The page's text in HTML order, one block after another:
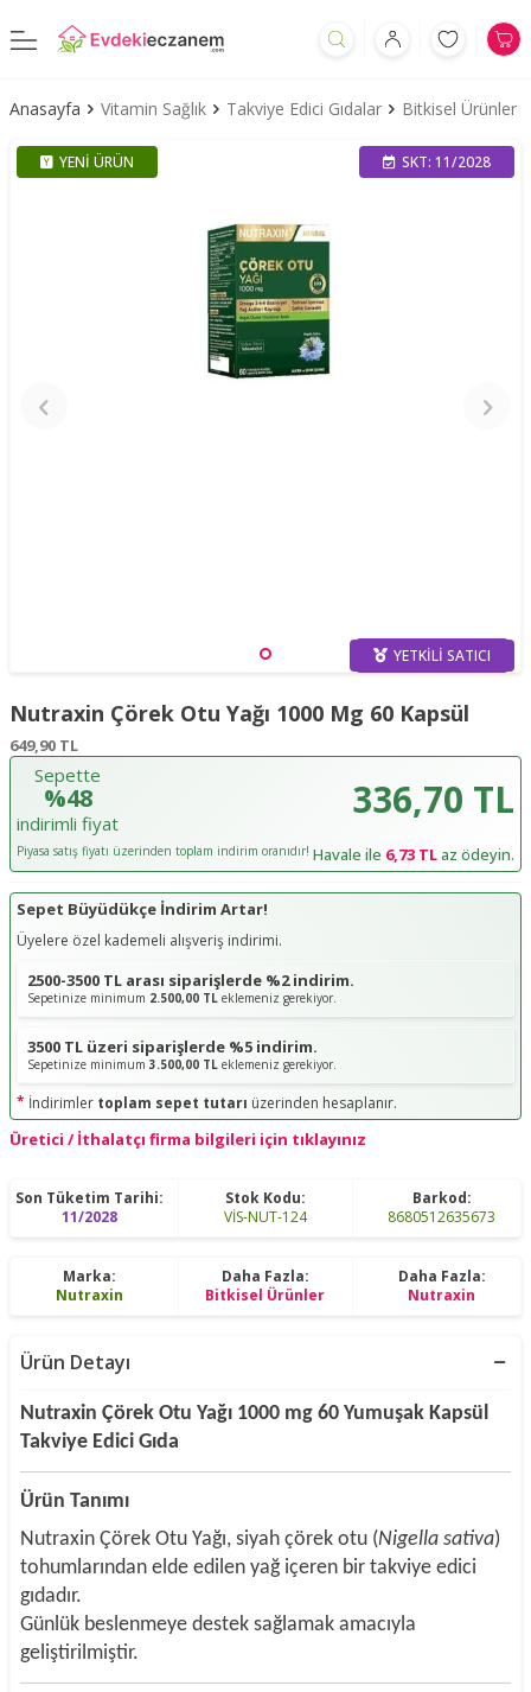
Anasayfa Vitamin Sağlık Takviye Edici Gıdalar Bitkisel Ürünler
YENI ÜRÜN
YETKILI SATICI
SKT: 11/2028
Nutraxin Çörek Otu Yağı 1000 Mg 60 Kapsül
649,90 TL
Sepette
%48
indirimli fiyat
336,70 TL
Piyasa satış fiyatı üzerinden toplam indirim oranıdır! Havale ile 6,73 TLaz ödeyin.
Sepet Büyüdükçe İndirim Artar!
Üyelere özel kademeli alışveriş indirimi.
2500-3500 TL arası siparişlerde %2 indirim.
Sepetinize minimum 2.500,00 TL eklemeniz gerekiyor.
3500 TL üzeri siparişlerde %5 indirim.
Sepetinize minimum 3.500,00 TL eklemeniz gerekiyor.
* İndirimler toplam sepet tutarı üzerinden hesaplanır.
Üretici / İthalatçı firma bilgileri için tıklayınız
Son Tüketim Tarihi:
11/2028
Stok Kodu:
VİS-NUT-124
Barkod:
8680512635673
Marka:
Nutraxin
Daha Fazla:
Bitkisel Ürünler
Daha Fazla:
Nutraxin
Ürün Detayı
Nutraxin Çörek Otu Yağı 1000 mg 60 Yumuşak Kapsül
Takviye Edici Gıda
Ürün Tanımı
Nutraxin Çörek Otu Yağı, siyah çörek otu (Nigella sativa)
tohumlarından elde edilen yağ içeren bir takviye edici
gıdadır.
Günlük beslenmeye destek sağlamak amacıyla
geliştirilmiştir.